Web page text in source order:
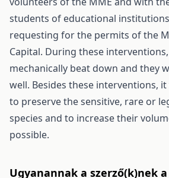
students of educational
requesting for the permits of the
Capital. During these
mechanically beat down and they
well. Besides these interventions,
to preserve the sensitive, rare or
species and to increase their
possible.
Ugyanannak a szerző(k)nek